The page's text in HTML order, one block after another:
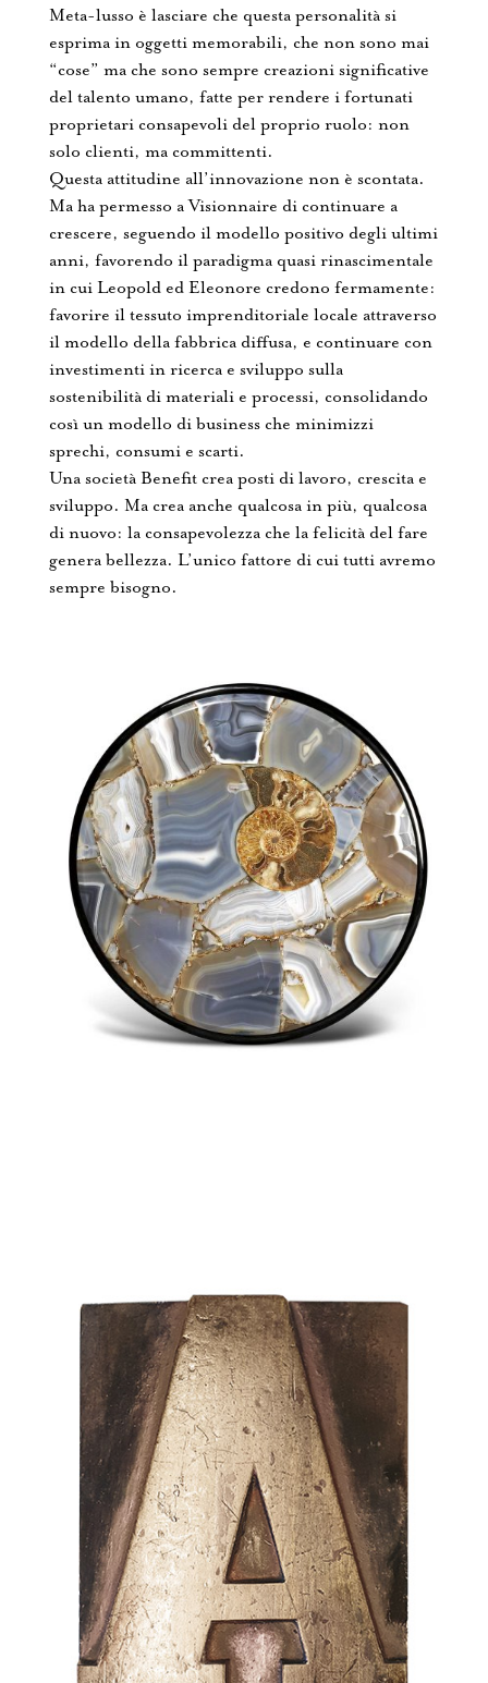
Meta-lusso è lasciare che questa personalità si
esprima in oggetti memorabili, che non sono mai
“cose” ma che sono sempre creazioni significative
del talento umano, fatte per rendere i fortunati
proprietari consapevoli del proprio ruolo: non
solo clienti, ma committenti.
Questa attitudine all’innovazione non è scontata.
Ma ha permesso a Visionnaire di continuare a
crescere, seguendo il modello positivo degli ultimi
anni, favorendo il paradigma quasi rinascimentale
in cui Leopold ed Eleonore credono fermamente:
favorire il tessuto imprenditoriale locale attraverso
il modello della fabbrica diffusa, e continuare con
investimenti in ricerca e sviluppo sulla
sostenibilità di materiali e processi, consolidando
così un modello di business che minimizzi
sprechi, consumi e scarti.
Una società Benefit crea posti di lavoro, crescita e
sviluppo. Ma crea anche qualcosa in più, qualcosa
di nuovo: la consapevolezza che la felicità del fare
genera bellezza. L’unico fattore di cui tutti avremo
sempre bisogno.